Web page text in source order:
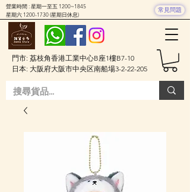
門市: 荔枝角香港工業中心B座1樓B7-10
日本: 大阪府大阪市中央区南船場3-2-22-205
營業時間 : 星期一至五 1200~1845
星期六 1200-1730(星期日休息)
常見問題